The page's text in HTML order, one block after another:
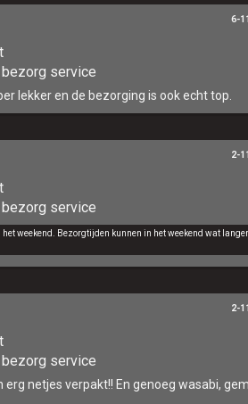
service
lekker en de bezorging is ook echt top.
6-
service
weekend. Bezorgtijden kunnen in het weekend wat
2-
service
erg netjes verpakt!! En genoeg wasabi,
2-